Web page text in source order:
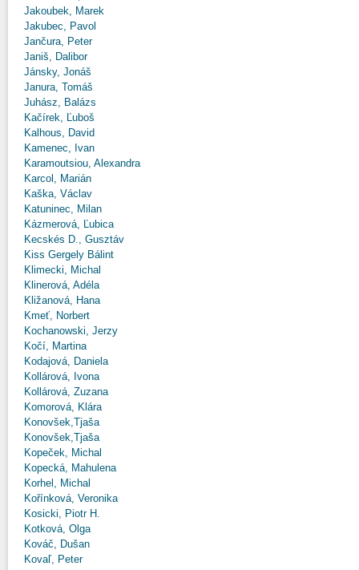
Jakoubek, Marek
Jakubec, Pavol
Jančura, Peter
Janiš, Dalibor
Jánsky, Jonáš
Janura, Tomáš
Juhász, Balázs
Kačírek, Ľuboš
Kalhous, David
Kamenec, Ivan
Karamoutsiou, Alexandra
Karcol, Marián
Kaška, Václav
Katuninec, Milan
Kázmerová, Ľubica
Kecskés D., Gusztáv
Kiss Gergely Bálint
Klimecki, Michal
Klinerová, Adéla
Kližanová, Hana
Kmeť, Norbert
Kochanowski, Jerzy
Kočí, Martina
Kodajová, Daniela
Kollárová, Ivona
Kollárová, Zuzana
Komorová, Klára
Konovšek,Tjaša
Konovšek,Tjaša
Kopeček, Michal
Kopecká, Mahulena
Korhel, Michal
Kořínková, Veronika
Kosicki, Piotr H.
Kotková, Olga
Kováč, Dušan
Kovaľ, Peter